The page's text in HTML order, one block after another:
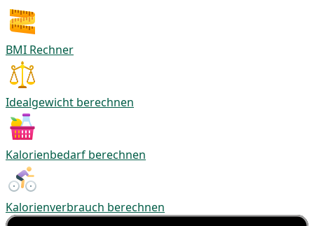
BMI Rechner
Idealgewicht berechnen
Kalorienbedarf berechnen
Kalorienverbrauch berechnen